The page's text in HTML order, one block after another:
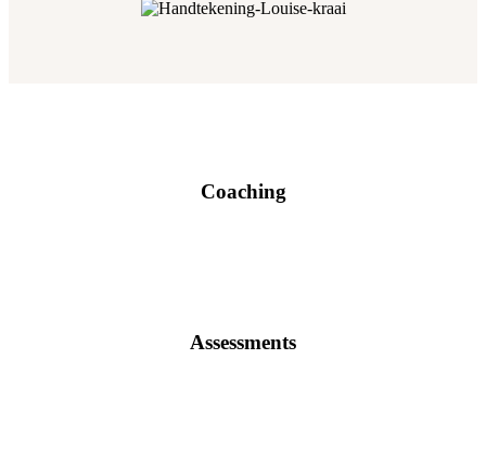
Coaching
Assessments